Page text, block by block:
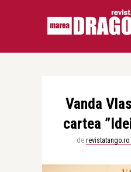
Vanda
cartea
de revistatango.ro